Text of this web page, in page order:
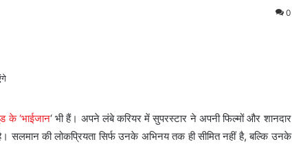
0
के ‘भाईजान‘ भी हैं। अपने लंबे करियर में सुपरस्टार ने अपनी फिल्मों और शानदार
सलमान की लोकप्रियता सिर्फ उनके अभिनय तक ही सीमित नहीं है, बल्कि उनके